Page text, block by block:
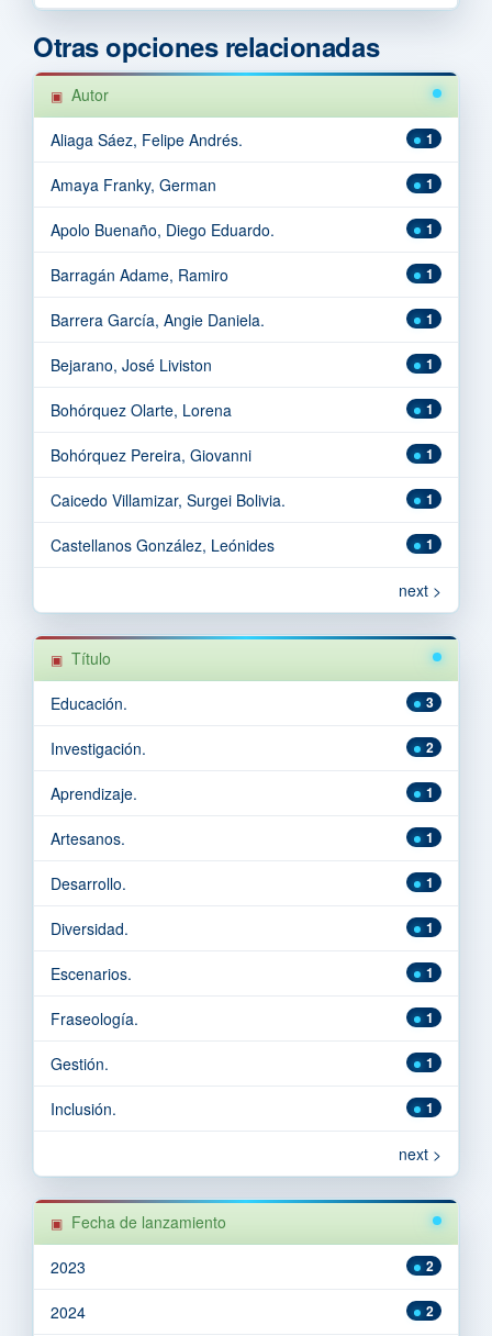
Otras opciones relacionadas
Autor
1
Aliaga Sáez, Felipe Andrés.
1
Amaya Franky, German
1
Apolo Buenaño, Diego Eduardo.
1
Barragán Adame, Ramiro
1
Barrera García, Angie Daniela.
1
Bejarano, José Liviston
1
Bohórquez Olarte, Lorena
1
Bohórquez Pereira, Giovanni
1
Caicedo Villamizar, Surgei Bolivia.
1
Castellanos González, Leónides
next >
Título
3
Educación.
2
Investigación.
1
Aprendizaje.
1
Artesanos.
1
Desarrollo.
1
Diversidad.
1
Escenarios.
1
Fraseología.
1
Gestión.
1
Inclusión.
next >
Fecha de lanzamiento
2
2023
2
2024